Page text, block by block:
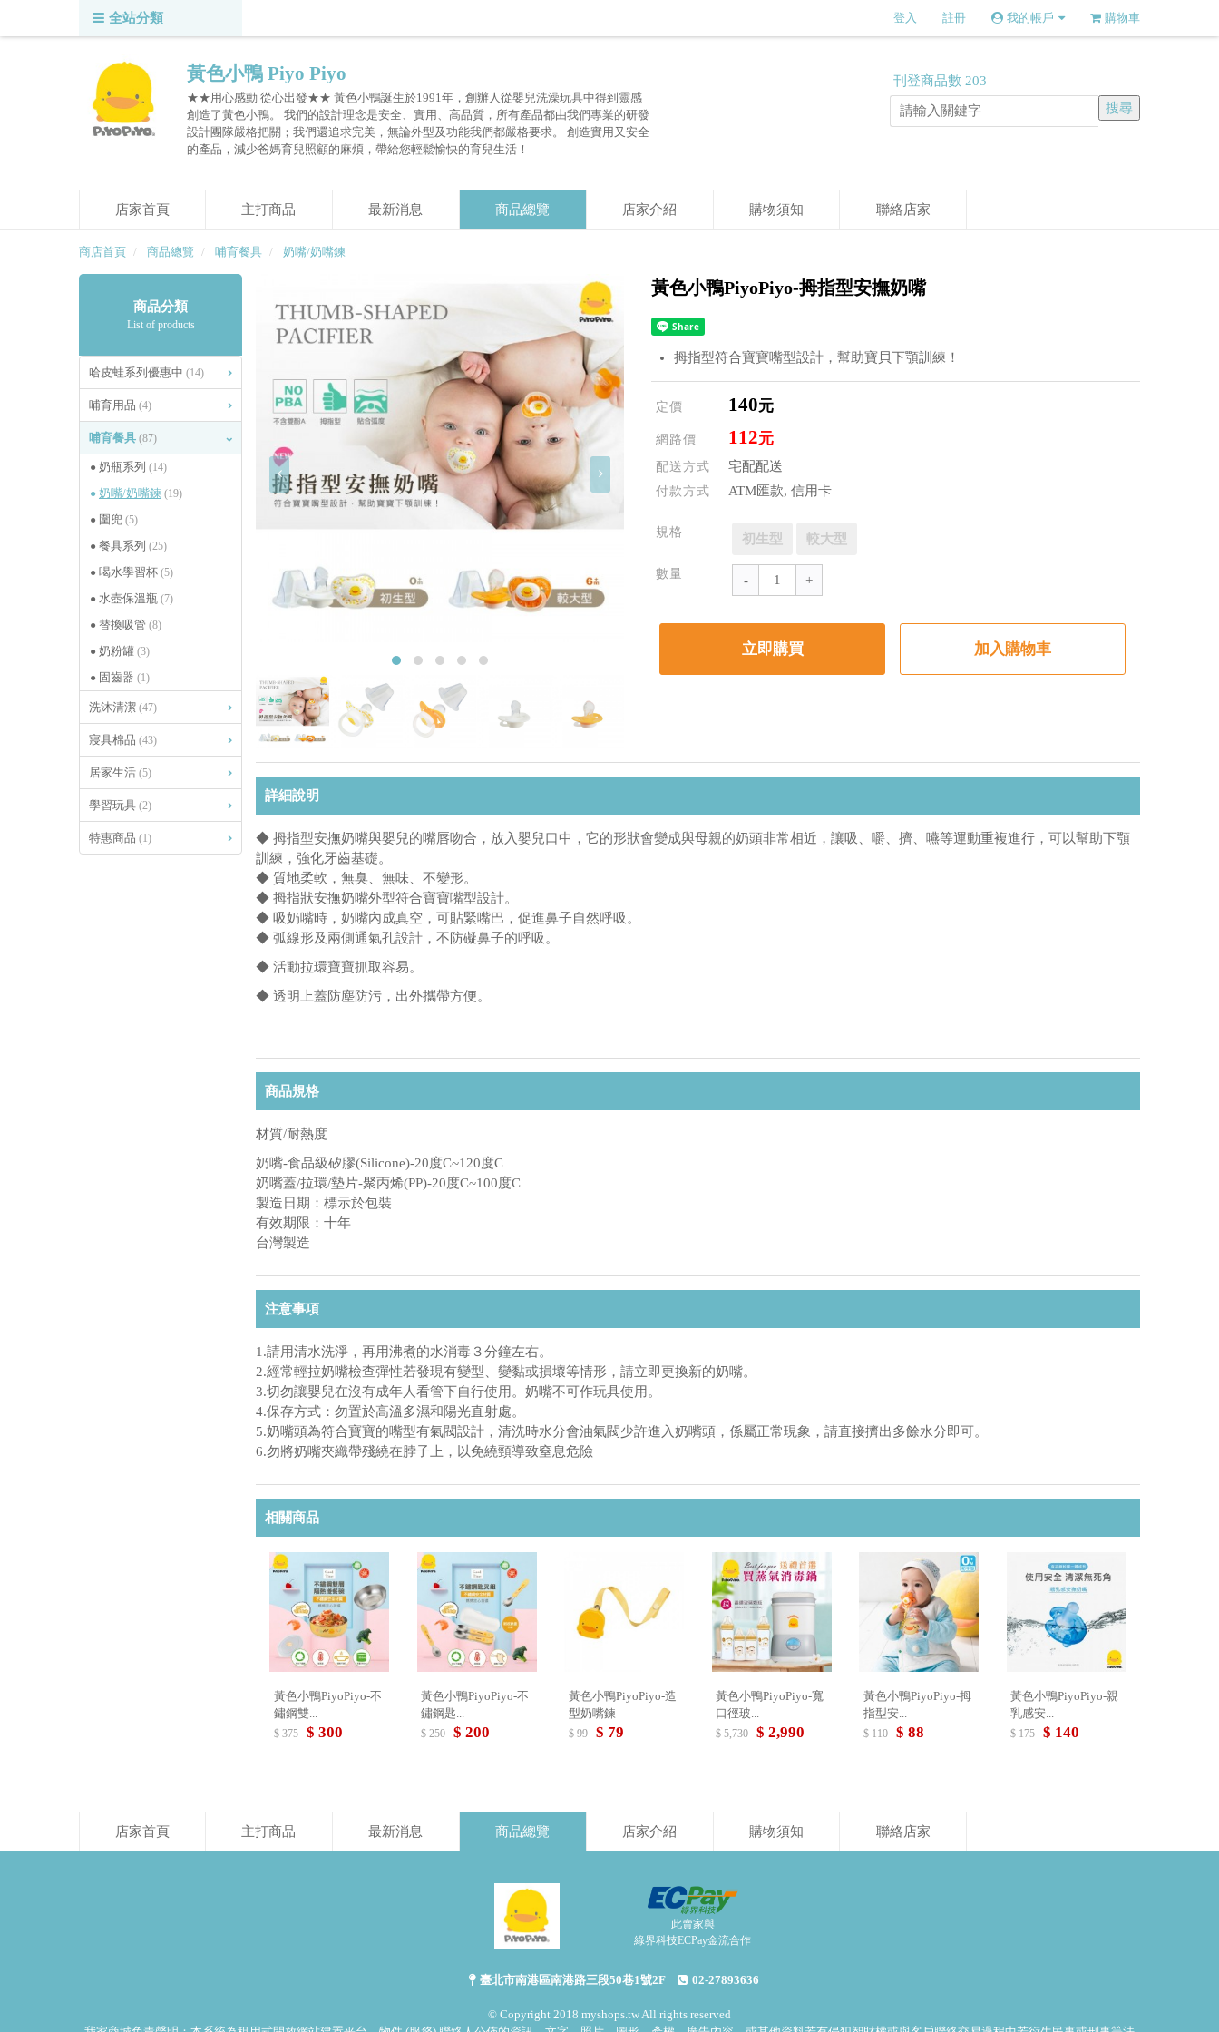
全站分類 登入 註冊 我的帳戶 購物車
黃色小鴨 Piyo Piyo
★★用心感動 從心出發★★ 黃色小鴨誕生於1991年，創辦人從嬰兒洗澡玩具中得到靈感
創造了黃色小鴨。 我們的設計理念是安全、實用、高品質，所有產品都由我們專業的研發
設計團隊嚴格把關；我們還追求完美，無論外型及功能我們都嚴格要求。 創造實用又安全
的產品，減少爸媽育兒照顧的麻煩，帶給您輕鬆愉快的育兒生活！
刊登商品數 203
店家首頁 主打商品 最新消息 商品總覽 店家介紹 購物須知 聯絡店家
商店首頁 商品總覽 哺育餐具 奶嘴/奶嘴鍊
商品分類
List of products
哈皮蛙系列優惠中 (14)
哺育用品 (4)
哺育餐具 (87)
奶瓶系列 (14)
奶嘴/奶嘴鍊 (19)
圍兜 (5)
餐具系列 (25)
喝水學習杯 (5)
水壺保溫瓶 (7)
替換吸管 (8)
奶粉罐 (3)
固齒器 (1)
洗沐清潔 (47)
寢具棉品 (43)
居家生活 (5)
學習玩具 (2)
特惠商品 (1)
黃色小鴨PiyoPiyo-拇指型安撫奶嘴
拇指型符合寶寶嘴型設計，幫助寶貝下顎訓練！
定價 140元
網路價 112元
配送方式 宅配配送
付款方式 ATM匯款, 信用卡
規格 初生型 較大型
數量
立即購買 加入購物車
詳細說明
◆ 拇指型安撫奶嘴與嬰兒的嘴唇吻合，放入嬰兒口中，它的形狀會變成與母親的奶頭非常相近，讓吸、嚼、擠、嚥等運動重複進行，可以幫助下顎
訓練，強化牙齒基礎。
◆ 質地柔軟，無臭、無味、不變形。
◆ 拇指狀安撫奶嘴外型符合寶寶嘴型設計。
◆ 吸奶嘴時，奶嘴內成真空，可貼緊嘴巴，促進鼻子自然呼吸。
◆ 弧線形及兩側通氣孔設計，不防礙鼻子的呼吸。
◆ 活動拉環寶寶抓取容易。
◆ 透明上蓋防塵防污，出外攜帶方便。
商品規格
材質/耐熱度
奶嘴-食品級矽膠(Silicone)-20度C~120度C
奶嘴蓋/拉環/墊片-聚丙烯(PP)-20度C~100度C
製造日期：標示於包裝
有效期限：十年
台灣製造
注意事項
1.請用清水洗淨，再用沸煮的水消毒３分鐘左右。
2.經常輕拉奶嘴檢查彈性若發現有變型、變黏或損壞等情形，請立即更換新的奶嘴。
3.切勿讓嬰兒在沒有成年人看管下自行使用。奶嘴不可作玩具使用。
4.保存方式：勿置於高溫多濕和陽光直射處。
5.奶嘴頭為符合寶寶的嘴型有氣閥設計，清洗時水分會油氣閥少許進入奶嘴頭，係屬正常現象，請直接擠出多餘水分即可。
6.勿將奶嘴夾織帶殘繞在脖子上，以免繞頸導致窒息危險
相關商品
黃色小鴨PiyoPiyo-不
鏽鋼雙...
$ 375 $ 300
黃色小鴨PiyoPiyo-不
鏽鋼匙...
$ 250 $ 200
黃色小鴨PiyoPiyo-造
型奶嘴鍊
$ 99 $ 79
黃色小鴨PiyoPiyo-寬
口徑玻...
$ 5,730 $ 2,990
黃色小鴨PiyoPiyo-拇
指型安...
$ 110 $ 88
黃色小鴨PiyoPiyo-親
乳感安...
$ 175 $ 140
店家首頁 主打商品 最新消息 商品總覽 店家介紹 購物須知 聯絡店家
此賣家與
綠界科技ECPay金流合作
臺北市南港區南港路三段50巷1號2F 02-27893636
© Copyright 2018 myshops.tw All rights reserved